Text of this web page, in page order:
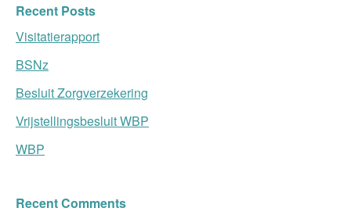
Recent Posts
Visitatierapport
BSNz
Besluit Zorgverzekering
Vrijstellingsbesluit WBP
WBP
Recent Comments